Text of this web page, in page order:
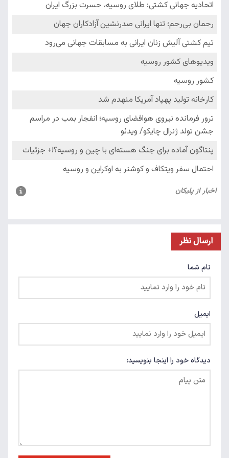
ارسال نظر
نام شما
ایمیل
دیدگاه خود را اینجا بنویسید: